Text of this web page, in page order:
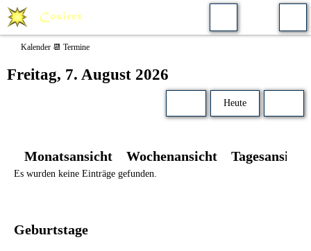
Kalender 📆 Termine
Freitag, 7. August 2026
Heute
Monatsansicht Wochenansicht Tagesansicht
Es wurden keine Einträge gefunden.
Geburtstage